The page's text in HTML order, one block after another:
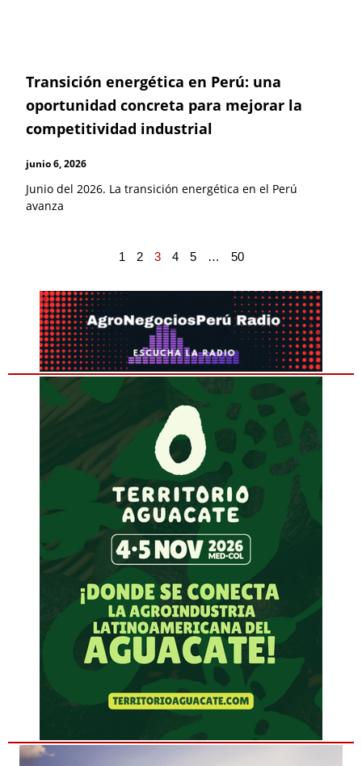
Transición energética en Perú: una
oportunidad concreta para mejorar la
competitividad industrial
junio 6, 2026
Junio del 2026. La transición energética en el Perú
avanza
1 2 3 4 5 … 50